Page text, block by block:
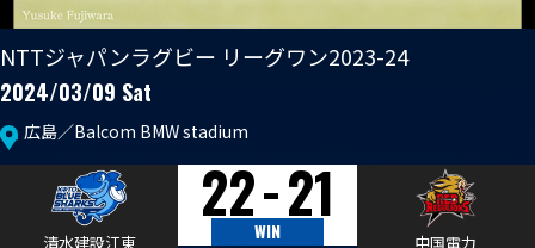
NTTジャパンラグビー リーグワン2023-24
2024/03/09 Sat
広島／Balcom BMW stadium
清水建設江東
22-21
WIN
中国電力
第3戦ホストゲーム
第2戦ホストゲーム
第1戦ホストゲーム
パートナー一覧
パートナー募集
お問い合わせ
プライバシーポリシー